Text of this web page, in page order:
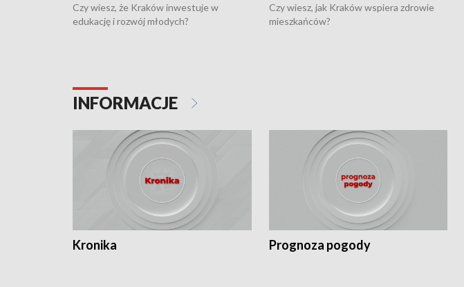
Czy wiesz, że Kraków inwestuje w
edukację i rozwój młodych?
Czy wiesz, jak Kraków wspiera zdrowie
mieszkańców?
INFORMACJE
Kronika Prognoza pogody